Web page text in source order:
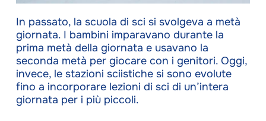
In passato, la scuola di sci si svolgeva a metà
giornata. I bambini imparavano durante la
prima metà della giornata e usavano la
seconda metà per giocare con i genitori. Oggi,
invece, le stazioni sciistiche si sono evolute
fino a incorporare lezioni di sci di un’intera
giornata per i più piccoli.